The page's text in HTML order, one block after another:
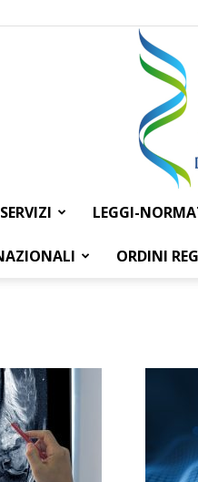
SERVIZI LEGGI-
ORDINI